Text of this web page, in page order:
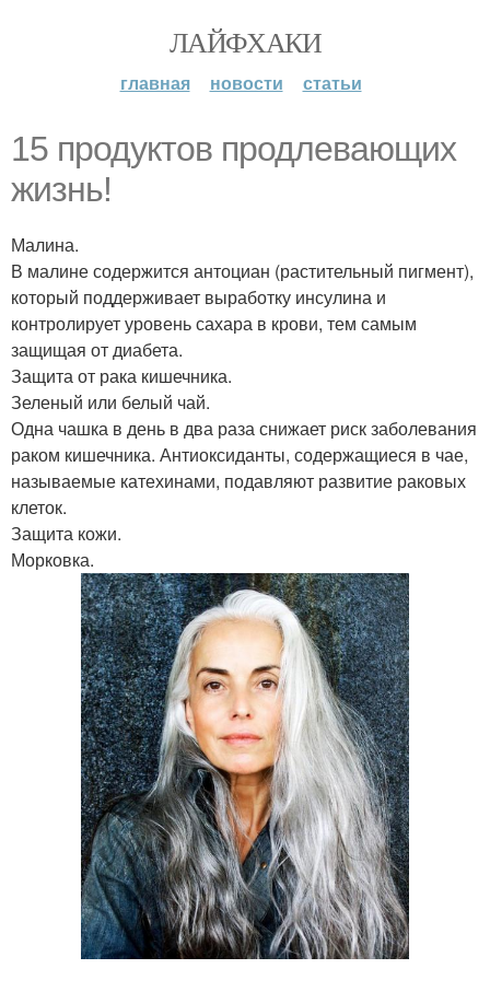
ЛАЙФХАКИ
главная новости статьи
15 продуктов продлевающих
жизнь!
Малина.
В малине содержится антоциан (растительный пигмент),
который поддерживает выработку инсулина и
контролирует уровень сахара в крови, тем самым
защищая от диабета.
Защита от рака кишечника.
Зеленый или белый чай.
Одна чашка в день в два раза снижает риск заболевания
раком кишечника. Антиоксиданты, содержащиеся в чае,
называемые катехинами, подавляют развитие раковых
клеток.
Защита кожи.
Морковка.